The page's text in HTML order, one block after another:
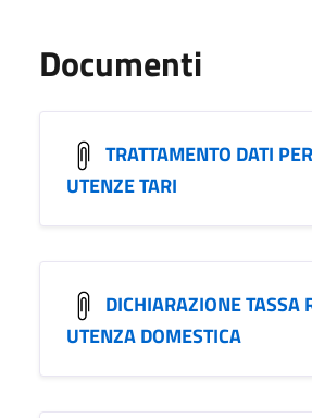
Documenti
TRATTAMENTO DATI
UTENZE TARI
DICHIARAZIONE TASSA
UTENZA DOMESTICA